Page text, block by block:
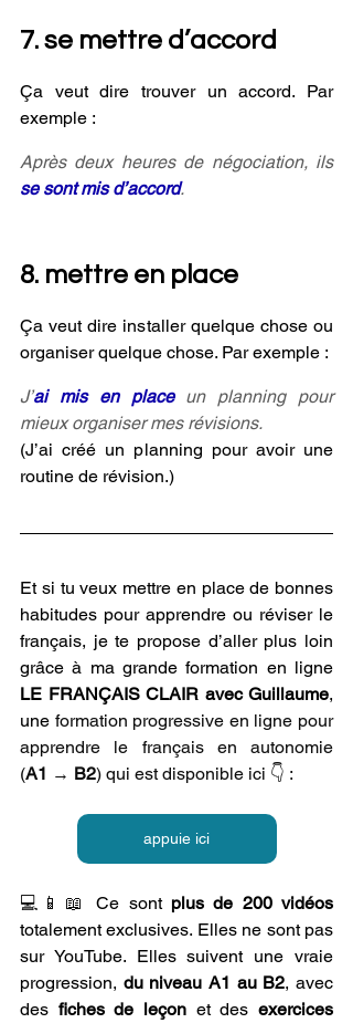
7. se mettre d’accord
Ça veut dire trouver un accord. Par
exemple :
Après deux heures de négociation, ils
se sont mis d’accord.
8. mettre en place
Ça veut dire installer quelque chose ou
organiser quelque chose. Par exemple :
J’ai mis en place un planning pour
mieux organiser mes révisions.
(J’ai créé un planning pour avoir une
routine de révision.)
Et si tu veux mettre en place de bonnes
habitudes pour apprendre ou réviser le
français, je te propose d’aller plus loin
grâce à ma grande formation
LE FRANÇAIS CLAIR avec Guillaume,
une formation progressive en ligne pour
apprendre le français en autonomie
(A1 → B2) qui est disponible ici 👇 :
appuie ici
💻📱📖 Ce sont plus de 200 vidéos
totalement exclusives. Elles ne sont pas
sur YouTube. Elles suivent une vraie
progression, du niveau A1 au B2, avec
des fiches de leçon et des exercices